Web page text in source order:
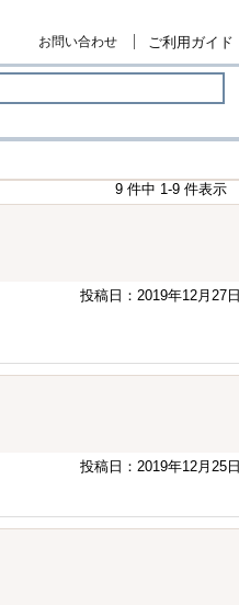
お問い合わせ ご利用ガイド
9 件中 1-9 件表示
投稿日：2019年12月27日
投稿日：2019年12月25日